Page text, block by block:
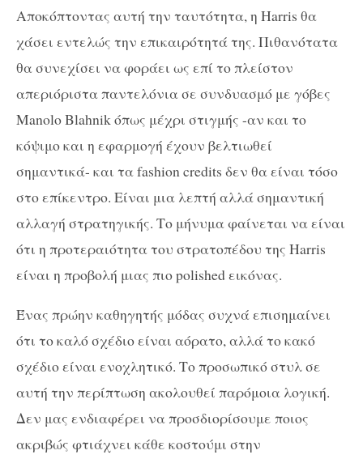
Αποκόπτοντας αυτή την ταυτότητα, η Harris θα
χάσει εντελώς την επικαιρότητά της. Πιθανότατα
θα συνεχίσει να φοράει ως επί το πλείστον
απεριόριστα παντελόνια σε συνδυασμό με γόβες
Manolo Blahnik όπως μέχρι στιγμής -αν και το
κόψιμο και η εφαρμογή έχουν βελτιωθεί
σημαντικά- και τα fashion credits δεν θα είναι τόσο
στο επίκεντρο. Είναι μια λεπτή αλλά σημαντική
αλλαγή στρατηγικής. Το μήνυμα φαίνεται να είναι
ότι η προτεραιότητα του στρατοπέδου της Harris
είναι η προβολή μιας πιο polished εικόνας.
Ένας πρώην καθηγητής μόδας συχνά επισημαίνει
ότι το καλό σχέδιο είναι αόρατο, αλλά το κακό
σχέδιο είναι ενοχλητικό. Το προσωπικό στυλ σε
αυτή την περίπτωση ακολουθεί παρόμοια λογική.
Δεν μας ενδιαφέρει να προσδιορίσουμε ποιος
ακριβώς φτιάχνει κάθε κοστούμι στην